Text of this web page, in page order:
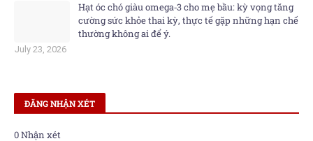
Hạt óc chó giàu omega‑3 cho mẹ bầu: kỳ vọng tăng
cường sức khỏe thai kỳ, thực tế gặp những hạn chế
thường không ai để ý.
July 23, 2026
ĐĂNG NHẬN XÉT
0 Nhận xét